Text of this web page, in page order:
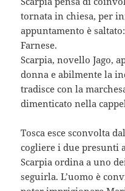
tornata in chiesa, per
appuntamento è
Farnese.
Scarpia, novello Jago,
donna e abilmente la
tradisce con la
dimenticato nella
Tosca esce sconvolta
cogliere i due presunti
Scarpia ordina a uno
seguirla. L’uomo è